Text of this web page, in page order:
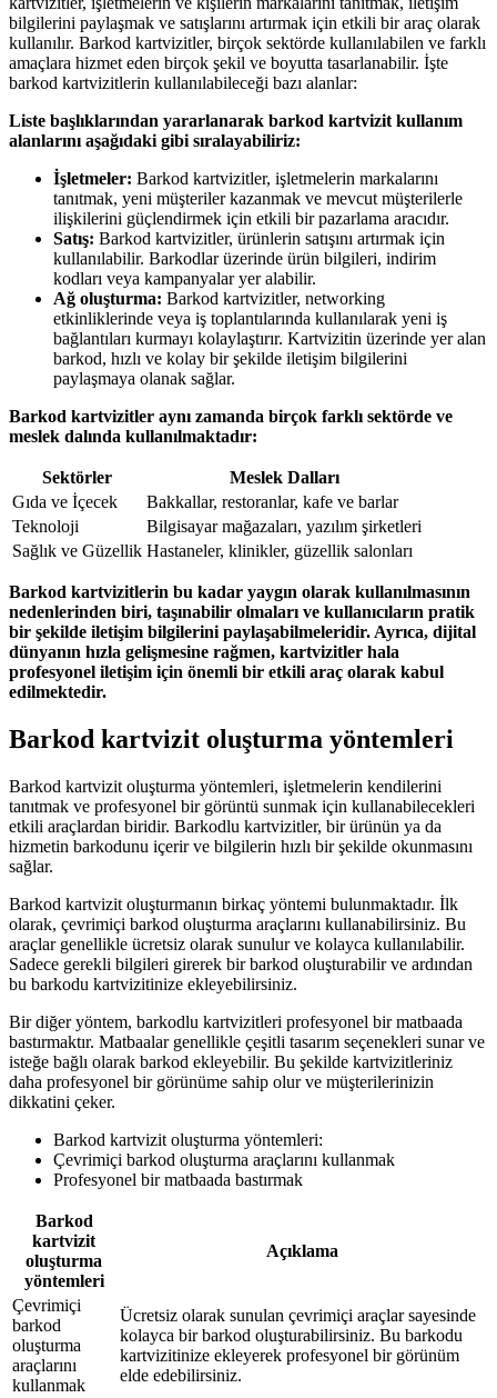
bilgilerini paylaşmak ve satışlarını artırmak için etkili bir araç olarak
kullanılır. Barkod kartvizitler, birçok sektörde kullanılabilen ve farklı
amaçlara hizmet eden birçok şekil ve boyutta tasarlanabilir. İşte
barkod kartvizitlerin kullanılabileceği bazı alanlar:
Liste başlıklarından yararlanarak barkod kartvizit kullanım
alanlarını aşağıdaki gibi sıralayabiliriz:
İşletmeler: Barkod kartvizitler, işletmelerin markalarını
tanıtmak, yeni müşteriler kazanmak ve mevcut müşterilerle
ilişkilerini güçlendirmek için etkili bir pazarlama aracıdır.
Satış: Barkod kartvizitler, ürünlerin satışını artırmak için
kullanılabilir. Barkodlar üzerinde ürün bilgileri, indirim
kodları veya kampanyalar yer alabilir.
Ağ oluşturma: Barkod kartvizitler, networking
etkinliklerinde veya iş toplantılarında kullanılarak yeni iş
bağlantıları kurmayı kolaylaştırır. Kartvizitin üzerinde yer alan
barkod, hızlı ve kolay bir şekilde iletişim bilgilerini
paylaşmaya olanak sağlar.
Barkod kartvizitler aynı zamanda birçok farklı sektörde ve
meslek dalında kullanılmaktadır:
Sektörler
Meslek Dalları
Gıda ve İçecek
Bakkallar, restoranlar, kafe ve barlar
Teknoloji
Bilgisayar mağazaları, yazılım şirketleri
Sağlık ve Güzellik Hastaneler, klinikler, güzellik salonları
Barkod kartvizitlerin bu kadar yaygın olarak kullanılmasının
nedenlerinden biri, taşınabilir olmaları ve kullanıcıların pratik
bir şekilde iletişim bilgilerini paylaşabilmeleridir. Ayrıca, dijital
dünyanın hızla gelişmesine rağmen, kartvizitler hala
profesyonel iletişim için önemli bir etkili araç olarak kabul
edilmektedir.
Barkod kartvizit oluşturma yöntemleri
Barkod kartvizit oluşturma yöntemleri, işletmelerin kendilerini
tanıtmak ve profesyonel bir görüntü sunmak için kullanabilecekleri
etkili araçlardan biridir. Barkodlu kartvizitler, bir ürünün ya da
hizmetin barkodunu içerir ve bilgilerin hızlı bir şekilde okunmasını
sağlar.
Barkod kartvizit oluşturmanın birkaç yöntemi bulunmaktadır. İlk
olarak, çevrimiçi barkod oluşturma araçlarını kullanabilirsiniz. Bu
araçlar genellikle ücretsiz olarak sunulur ve kolayca kullanılabilir.
Sadece gerekli bilgileri girerek bir barkod oluşturabilir ve ardından
bu barkodu kartvizitinize ekleyebilirsiniz.
Bir diğer yöntem, barkodlu kartvizitleri profesyonel bir matbaada
bastırmaktır. Matbaalar genellikle çeşitli tasarım seçenekleri sunar ve
isteğe bağlı olarak barkod ekleyebilir. Bu şekilde kartvizitleriniz
daha profesyonel bir görünüme sahip olur ve müşterilerinizin
dikkatini çeker.
Barkod kartvizit oluşturma yöntemleri:
Çevrimiçi barkod oluşturma araçlarını kullanmak
Profesyonel bir matbaada bastırmak
Barkod
kartvizit
oluşturma
yöntemleri
Açıklama
Çevrimiçi
barkod
oluşturma
araçlarını
kullanmak
Ücretsiz olarak sunulan çevrimiçi araçlar sayesinde
kolayca bir barkod oluşturabilirsiniz. Bu barkodu
kartvizitinize ekleyerek profesyonel bir görünüm
elde edebilirsiniz.